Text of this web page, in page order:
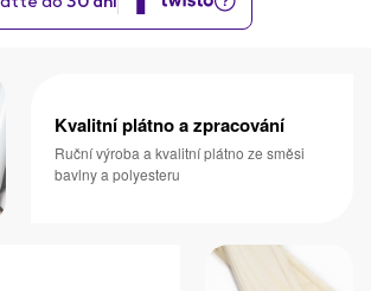
Kvalitní plátno a zpracování
Ruční výroba a kvalitní plátno ze směsi
bavlny a polyesteru